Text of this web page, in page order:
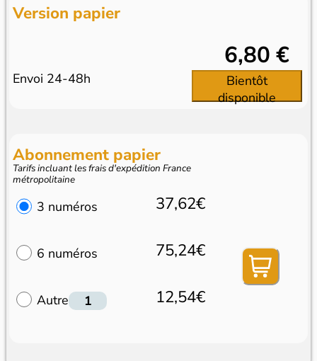
Version papier
Envoi 24-48h
6,80 €
Bientôt
disponible
Abonnement papier
Tarifs incluant les frais d'expédition France
métropolitaine
3 numéros 37,62€
6 numéros 75,24€
Autre 12,54€